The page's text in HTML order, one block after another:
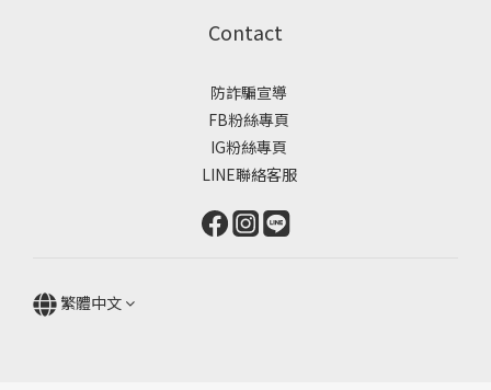
Contact
防詐騙宣導
FB粉絲專頁
IG粉絲專頁
LINE聯絡客服
繁體中文